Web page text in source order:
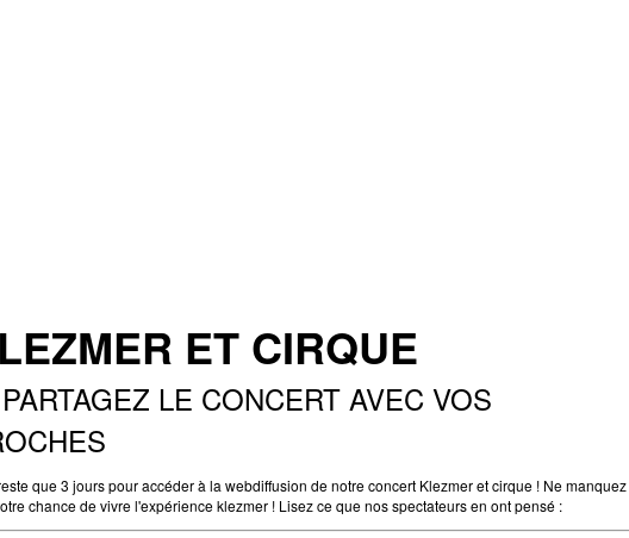
ET CIRQUE
LE CONCERT AVEC VOS
que 3 jours pour accéder à la webdiffusion de notre concert Klezmer et cirque ! Ne manquez
chance de vivre l'expérience klezmer ! Lisez ce que nos spectateurs en ont pensé :